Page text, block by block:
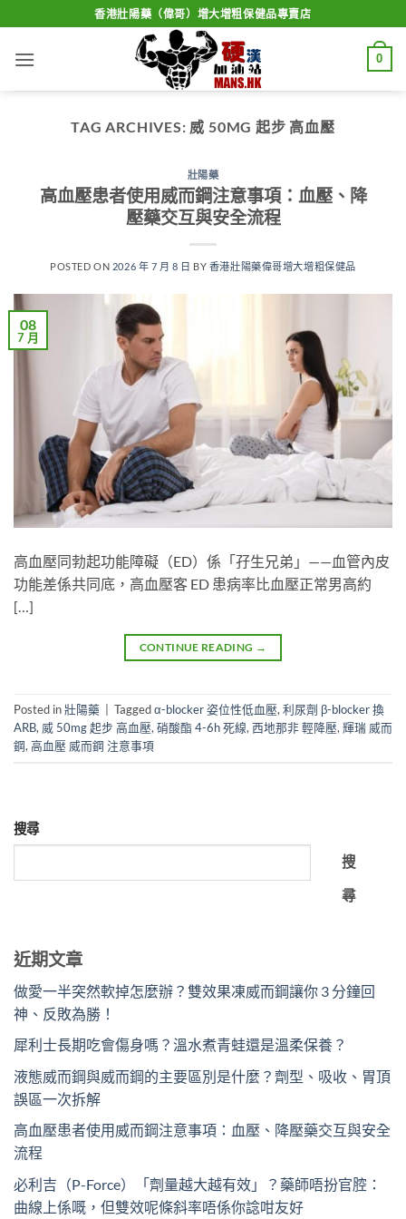
to
content
香港壯陽藥（偉哥）增大增粗保健品專賣店
0
TAG ARCHIVES: 威 50MG 起步 高血壓
壯陽藥
高血壓患者使用威而鋼注意事項：血壓、降
壓藥交互與安全流程
POSTED ON 2026 年 7 月 8 日 BY 香港壯陽藥偉哥增大增粗保健品
08
7 月
高血壓同勃起功能障礙（ED）係「孖生兄弟」——血管內皮
功能差係共同底，高血壓客 ED 患病率比血壓正常男高約
[…]
CONTINUE READING →
Posted in壯陽藥 Taggedα-blocker 姿位性低血壓, 利尿劑 β-blocker 換
ARB, 威 50mg 起步 高血壓, 硝酸酯 4-6h 死線, 西地那非 輕降壓, 輝瑞 威而
鋼, 高血壓 威而鋼 注意事項
搜尋
搜
尋
近期文章
做愛一半突然軟掉怎麼辦？雙效果凍威而鋼讓你 3 分鐘回
神、反敗為勝！
犀利士長期吃會傷身嗎？溫水煮青蛙還是溫柔保養？
液態威而鋼與威而鋼的主要區別是什麼？劑型、吸收、胃頂
誤區一次拆解
高血壓患者使用威而鋼注意事項：血壓、降壓藥交互與安全
流程
必利吉（P-Force）「劑量越大越有效」？藥師唔扮官腔：
曲線上係嘅，但雙效呢條斜率唔係你諗咁友好